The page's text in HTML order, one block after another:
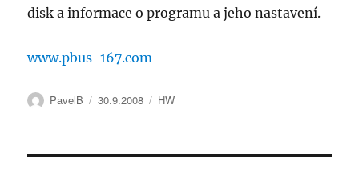
disk a informace o programu a jeho nastavení.
www.pbus-167.com
Autor:
PavelB Publikováno:
30.9.2008 Rubriky:
HW